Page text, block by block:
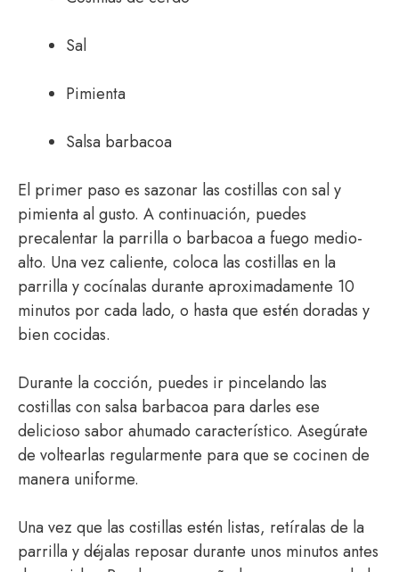
Sal
Pimienta
Salsa barbacoa
El primer paso es sazonar las costillas con sal y
pimienta al gusto. A continuación, puedes
precalentar la parrilla o barbacoa a fuego medio-
alto. Una vez caliente, coloca las costillas en la
parrilla y cocínalas durante aproximadamente 10
minutos por cada lado, o hasta que estén doradas y
bien cocidas.
Durante la cocción, puedes ir pincelando las
costillas con salsa barbacoa para darles ese
delicioso sabor ahumado característico. Asegúrate
de voltearlas regularmente para que se cocinen de
manera uniforme.
Una vez que las costillas estén listas, retíralas de la
parrilla y déjalas reposar durante unos minutos antes